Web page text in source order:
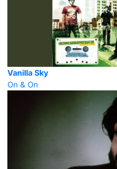
Vanilla Sky
On & On